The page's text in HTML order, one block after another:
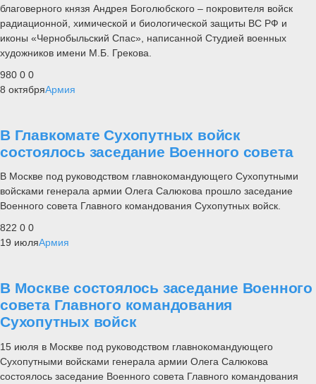
благоверного князя Андрея Боголюбского – покровителя войск
радиационной, химической и биологической защиты ВС РФ и
иконы «Чернобыльский Спас», написанной Студией военных
художников имени М.Б. Грекова.
980 0 0
8 октябряАрмия
В Главкомате Сухопутных войск
состоялось заседание Военного совета
В Москве под руководством главнокомандующего Сухопутными
войсками генерала армии Олега Салюкова прошло заседание
Военного совета Главного командования Сухопутных войск.
822 0 0
19 июляАрмия
В Москве состоялось заседание Военного
совета Главного командования
Сухопутных войск
15 июля в Москве под руководством главнокомандующего
Сухопутными войсками генерала армии Олега Салюкова
состоялось заседание Военного совета Главного командования